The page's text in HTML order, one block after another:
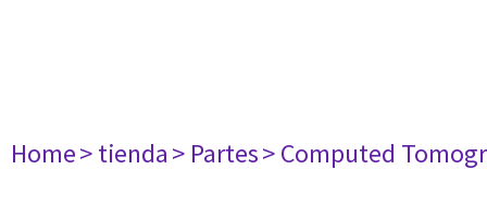
Home> tienda> Partes> Computed